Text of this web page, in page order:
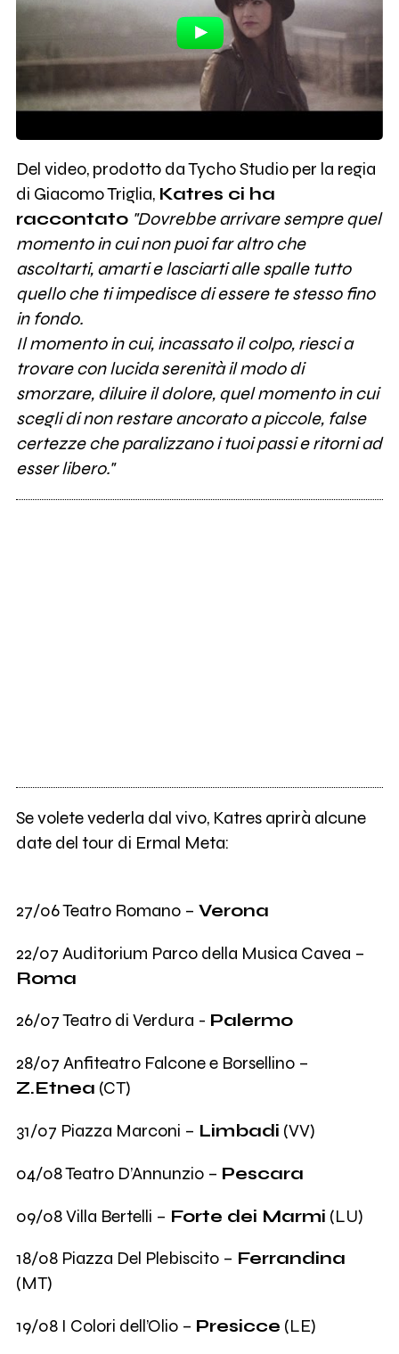
Del video, prodotto da Tycho Studio per la regia
di Giacomo Triglia, Katres ci ha
raccontato "Dovrebbe arrivare sempre quel
momento in cui non puoi far altro che
ascoltarti, amarti e lasciarti alle spalle tutto
quello che ti impedisce di essere te stesso fino
in fondo.
Il momento in cui, incassato il colpo, riesci a
trovare con lucida serenità il modo di
smorzare, diluire il dolore, quel momento in cui
scegli di non restare ancorato a piccole, false
certezze che paralizzano i tuoi passi e ritorni ad
esser libero."
Se volete vederla dal vivo, Katres aprirà alcune
date del tour di Ermal Meta:
27/06 Teatro Romano – Verona
22/07 Auditorium Parco della Musica Cavea –
Roma
26/07 Teatro di Verdura - Palermo
28/07 Anfiteatro Falcone e Borsellino –
Z.Etnea (CT)
31/07 Piazza Marconi – Limbadi (VV)
04/08 Teatro D’Annunzio – Pescara
09/08 Villa Bertelli – Forte dei Marmi (LU)
18/08 Piazza Del Plebiscito – Ferrandina
(MT)
19/08 I Colori dell’Olio – Presicce (LE)